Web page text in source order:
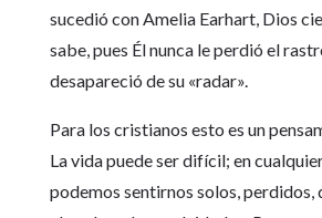
sucedió con Amelia Earhart, Dios
sabe, pues Él nunca le perdió el
desapareció de su «radar».
Para los cristianos esto es un
La vida puede ser difícil; en
podemos sentirnos solos, perdidos,